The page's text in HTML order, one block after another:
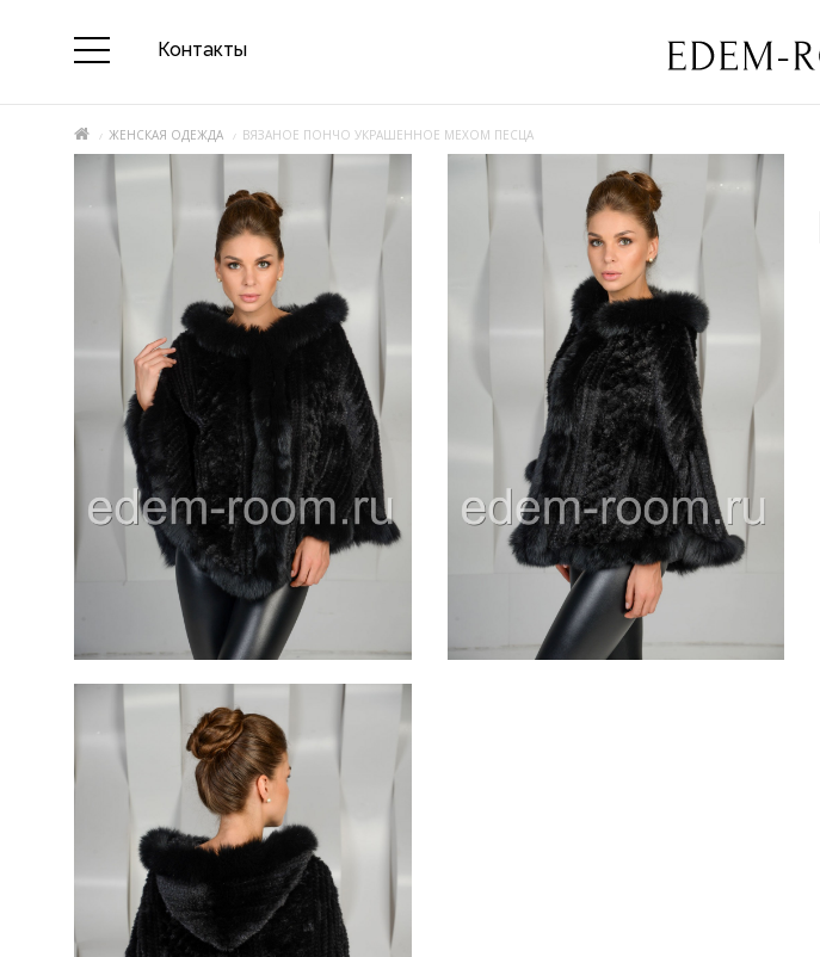
Контакты
ЖЕНСКАЯ ОДЕЖДА ВЯЗАНОЕ ПОНЧО УКРАШЕННОЕ МЕХОМ ПЕСЦА